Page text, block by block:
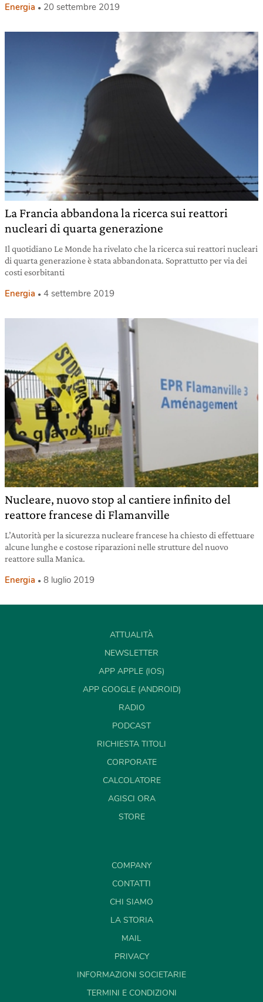
Energia 20 settembre 2019
La Francia abbandona la ricerca sui reattori
nucleari di quarta generazione
Il quotidiano Le Monde ha rivelato che la ricerca sui reattori nucleari
di quarta generazione è stata abbandonata. Soprattutto per via dei
costi esorbitanti
Energia 4 settembre 2019
Nucleare, nuovo stop al cantiere infinito del
reattore francese di Flamanville
L’Autorità per la sicurezza nucleare francese ha chiesto di effettuare
alcune lunghe e costose riparazioni nelle strutture del nuovo
reattore sulla Manica.
Energia 8 luglio 2019
ATTUALITÀ
NEWSLETTER
APP APPLE (IOS)
APP GOOGLE (ANDROID)
RADIO
PODCAST
RICHIESTA TITOLI
CORPORATE
CALCOLATORE
AGISCI ORA
STORE
COMPANY
CONTATTI
CHI SIAMO
LA STORIA
MAIL
PRIVACY
INFORMAZIONI SOCIETARIE
TERMINI E CONDIZIONI